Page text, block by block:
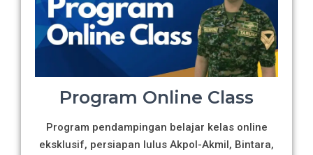
Program Online Class
Program pendampingan belajar kelas online
eksklusif, persiapan lulus Akpol-Akmil, Bintara,